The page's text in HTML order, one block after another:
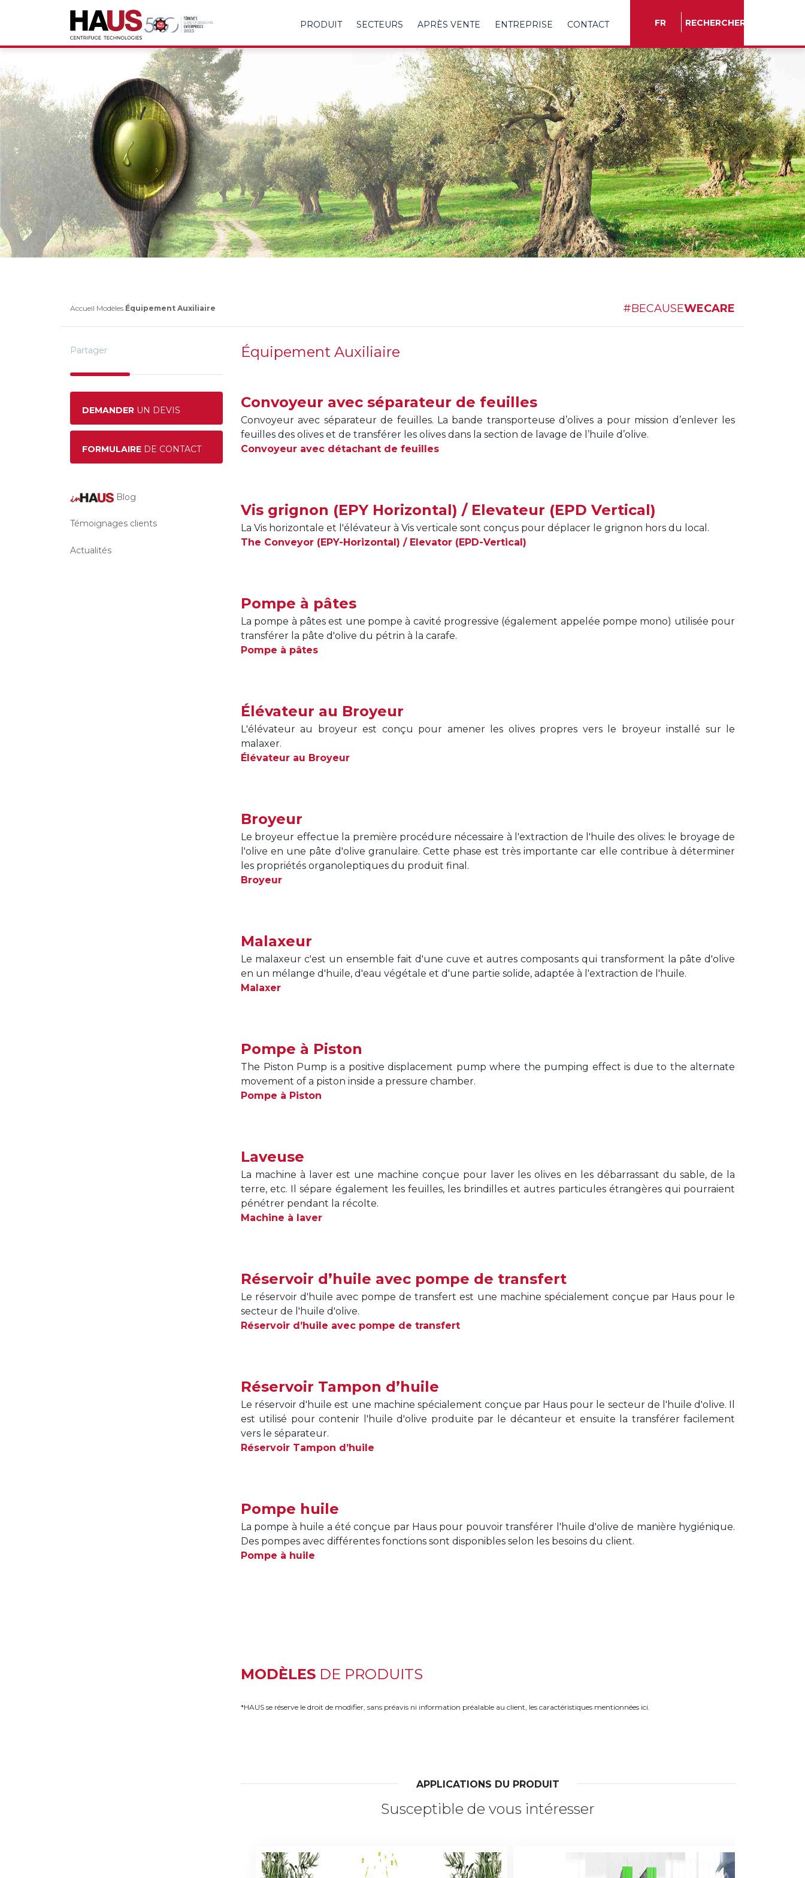
PRODUIT SECTEURS APRÈS VENTE ENTREPRISE CONTACT FR
TR
EN
ES
FR
IT
RU
RECHERCHER
Accueil Modèles Équipement Auxiliaire #BECAUSEWECARE
Partager
DEMANDER UN DEVIS
FORMULAIRE DE CONTACT
Blog
Témoignages clients
Actualités
Équipement Auxiliaire
Convoyeur avec séparateur de feuilles
Convoyeur avec séparateur de feuilles. La bande transporteuse d’olives a pour mission d’enlever les
feuilles des olives et de transférer les olives dans la section de lavage de l’huile d’olive.
Convoyeur avec détachant de feuilles
Vis grignon (EPY Horizontal) / Elevateur (EPD Vertical)
La Vis horizontale et l'élévateur à Vis verticale sont conçus pour déplacer le grignon hors du local.
The Conveyor (EPY-Horizontal) / Elevator (EPD-Vertical)
Pompe à pâtes
La pompe à pâtes est une pompe à cavité progressive (également appelée pompe mono) utilisée pour
transférer la pâte d'olive du pétrin à la carafe.
Pompe à pâtes
Élévateur au Broyeur
L'élévateur au broyeur est conçu pour amener les olives propres vers le broyeur installé sur le
malaxer.
Élévateur au Broyeur
Broyeur
Le broyeur effectue la première procédure nécessaire à l'extraction de l'huile des olives: le broyage de
l'olive en une pâte d'olive granulaire. Cette phase est très importante car elle contribue à déterminer
les propriétés organoleptiques du produit final.
Broyeur
Malaxeur
Le malaxeur c'est un ensemble fait d'une cuve et autres composants qui transforment la pâte d'olive
en un mélange d'huile, d'eau végétale et d'une partie solide, adaptée à l'extraction de l'huile.
Malaxer
Pompe à Piston
The Piston Pump is a positive displacement pump where the pumping effect is due to the alternate
movement of a piston inside a pressure chamber.
Pompe à Piston
Laveuse
La machine à laver est une machine conçue pour laver les olives en les débarrassant du sable, de la
terre, etc. Il sépare également les feuilles, les brindilles et autres particules étrangères qui pourraient
pénétrer pendant la récolte.
Machine à laver
Réservoir d’huile avec pompe de transfert
Le réservoir d'huile avec pompe de transfert est une machine spécialement conçue par Haus pour le
secteur de l'huile d'olive.
Réservoir d’huile avec pompe de transfert
Réservoir Tampon d’huile
Le réservoir d'huile est une machine spécialement conçue par Haus pour le secteur de l'huile d'olive. Il
est utilisé pour contenir l'huile d'olive produite par le décanteur et ensuite la transférer facilement
vers le séparateur.
Réservoir Tampon d’huile
Pompe huile
La pompe à huile a été conçue par Haus pour pouvoir transférer l'huile d'olive de manière hygiénique.
Des pompes avec différentes fonctions sont disponibles selon les besoins du client.
Pompe à huile
MODÈLES DE PRODUITS
*HAUS se réserve le droit de modifier, sans préavis ni information préalable au client, les caractéristiques mentionnées ici.
APPLICATIONS DU PRODUIT
Susceptible de vous intéresser